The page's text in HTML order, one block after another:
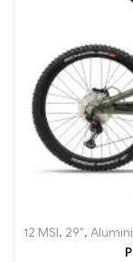
12 MSI, 29",